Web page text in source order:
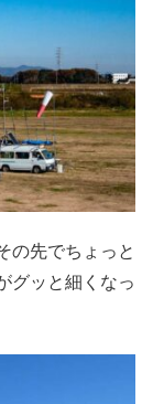
の先でちょっと
グッと細くなっ